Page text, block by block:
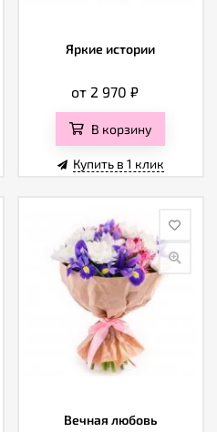
Яркие истории
от 2 970₽
В корзину
Купить в 1 клик
Вечная любовь